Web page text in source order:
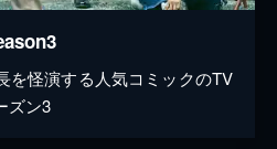
を怪演する人気コミックのTV
ズン3